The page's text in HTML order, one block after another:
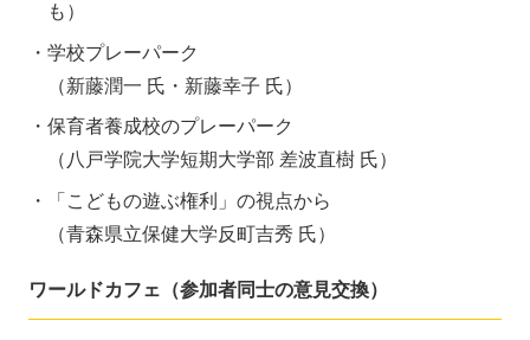
も）
学校プレーパーク
（新藤潤一 氏・新藤幸子 氏）
保育者養成校のプレーパーク
（八戸学院大学短期大学部 差波直樹 氏）
「こどもの遊ぶ権利」の視点から
（青森県立保健大学反町吉秀 氏）
ワールドカフェ（参加者同士の意見交換）